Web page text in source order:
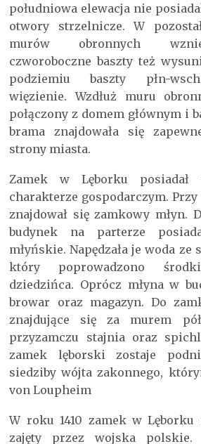
południowa elewacja nie
otwory strzelnicze. W
murów obronnych
czworoboczne baszty też
podziemiu baszty płn-
więzienie. Wzdłuż muru
połączony z domem głównym i
brama znajdowała się
strony miasta.
Zamek w Lęborku
charakterze gospodarczym.
znajdował się zamkowy młyn.
budynek na parterze
młyńskie. Napędzała je woda ze
który poprowadzono
dziedzińca. Oprócz młyna w
browar oraz magazyn. Do
znajdujące się za murem
przyzamczu stajnia oraz
zamek lęborski zostaje
siedziby wójta zakonnego,
von Loupheim
W roku 1410 zamek w
zajęty przez wojska